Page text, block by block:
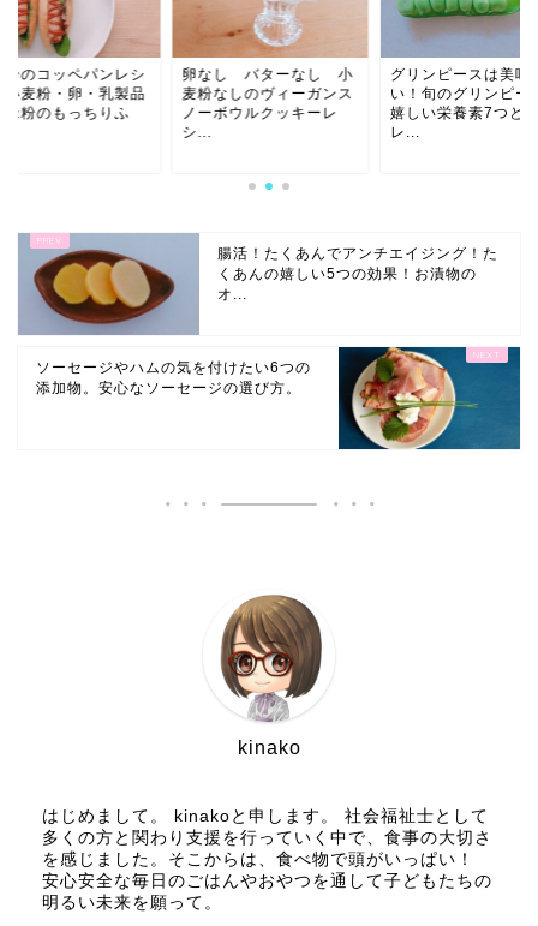
し バターなし 小
なしのヴィーガンス
ボウルクッキーレ
グリンピースは美味し
い！旬のグリンピースの
嬉しい栄養素7つと簡単
レ...
【米粉のコッペパン
ピ】小麦粉・卵・乳
なし米粉のもっちり
ん...
腸活！たくあんでアンチエイジング！た
くあんの嬉しい5つの効果！お漬物の
オ...
ソーセージやハムの気を付けたい6つの
添加物。安心なソーセージの選び方。
kinako
はじめまして。 kinakoと申します。 社会福祉士として
多くの方と関わり支援を行っていく中で、食事の大切さ
を感じました。そこからは、食べ物で頭がいっぱい！
安心安全な毎日のごはんやおやつを通して子どもたちの
明るい未来を願って。